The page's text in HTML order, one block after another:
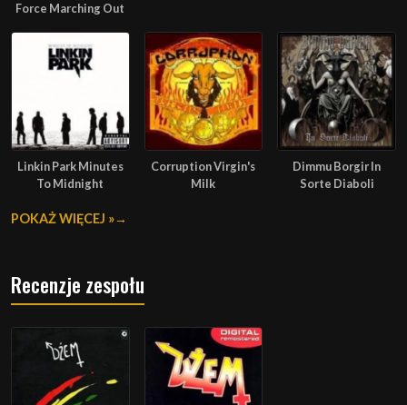
Force Marching Out
Linkin Park Minutes
To Midnight
Corruption Virgin's
Milk
Dimmu Borgir In
Sorte Diaboli
POKAŻ WIĘCEJ »
Recenzje zespołu